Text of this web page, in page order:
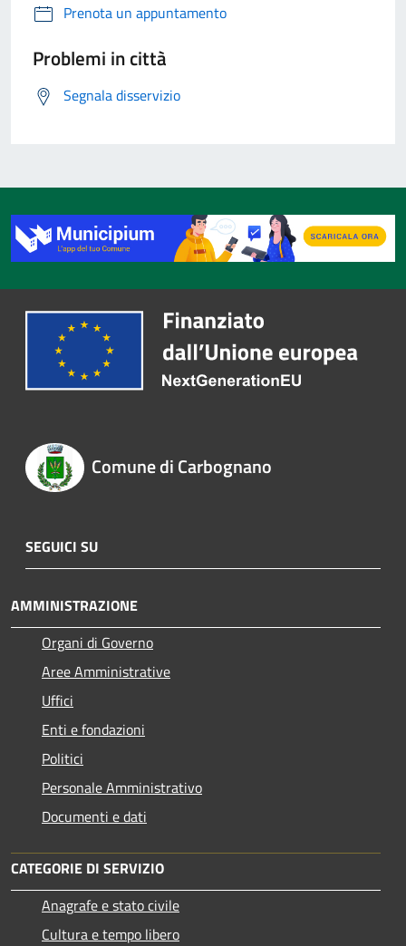
Prenota un appuntamento
Problemi in città
Segnala disservizio
Comune di Carbognano
SEGUICI SU
AMMINISTRAZIONE
Organi di Governo
Aree Amministrative
Uffici
Enti e fondazioni
Politici
Personale Amministrativo
Documenti e dati
CATEGORIE DI SERVIZIO
Anagrafe e stato civile
Cultura e tempo libero